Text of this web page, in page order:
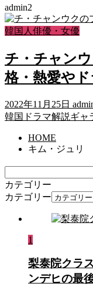
admin2
韓国人俳優・女優
チ・チャン
格・熱愛や
2022年11月25日
韓国ドラマ解説ギャ
HOME
キム・ジュリ
カテゴリー
カテゴリー
1
梨泰院クラ
ンデヒの最